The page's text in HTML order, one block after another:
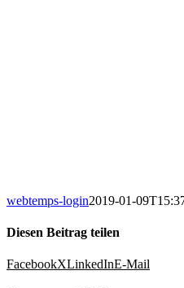
webtemps-login2019-01-
Diesen Beitrag teilen
FacebookXLinkedInE-Mail